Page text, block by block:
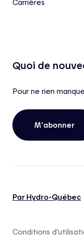
Carrières
Quoi de
Pour ne rien
M’abonner
Par Hydro-Québec
Conditions